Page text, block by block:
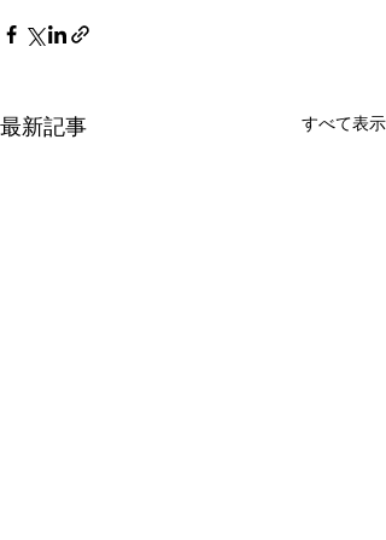
最新記事 すべて表示